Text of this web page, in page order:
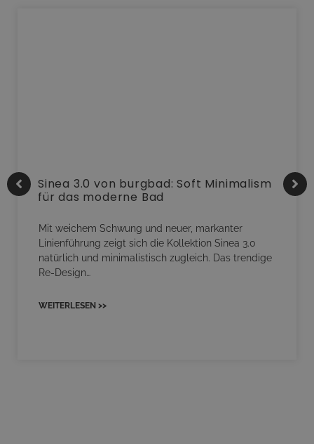
Sinea 3.0 von burgbad: Soft Minimalism
für das moderne Bad
Mit weichem Schwung und neuer, markanter
Linienführung zeigt sich die Kollektion Sinea 3.0
natürlich und minimalistisch zugleich. Das trendige
Re-Design…
WEITERLESEN >>